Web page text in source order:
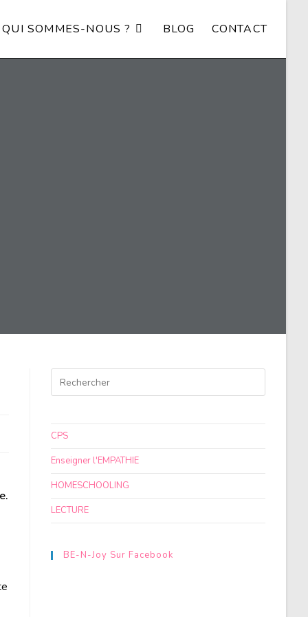
QUI SOMMES-NOUS ? BLOG CONTACT
CPS
Enseigner l'EMPATHIE
HOMESCHOOLING
LECTURE
BE-N-Joy Sur Facebook